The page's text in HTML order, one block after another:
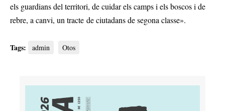
els guardians del territori, de cuidar els camps i els boscos i de
rebre, a canvi, un tracte de ciutadans de segona classe».
Tags: admin Otos